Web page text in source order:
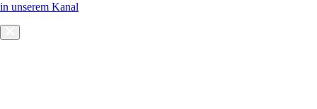
in unserem Kanal